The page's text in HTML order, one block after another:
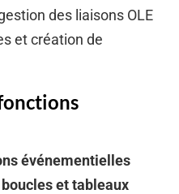
des liaisons OLE
et création de
événementielles
boucles et tableaux